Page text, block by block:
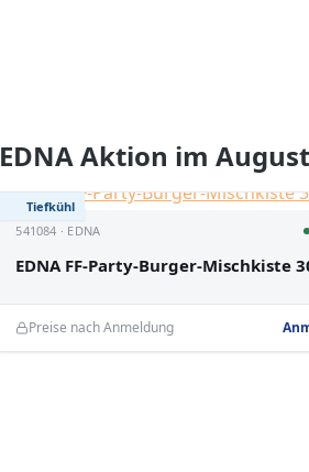
EDNA Aktion im August
Tiefkühl
541084 · EDNA
EDNA FF-Party-Burger-Mischkiste
Preise nach Anmeldung